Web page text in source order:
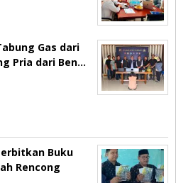
Gas dari
Pria dari Ben…
Buku
Rencong